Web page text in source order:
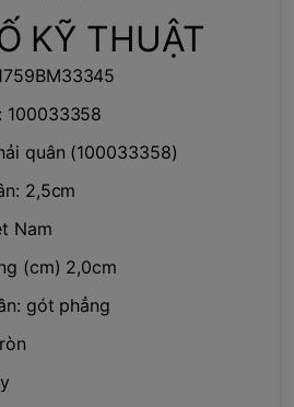
KỸ THUẬT
100033358
quân (100033358)
2,5cm
Nam
(cm) 2,0cm
gót phẳng